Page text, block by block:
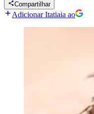
Compartilhar
Adicionar Itatiaia ao